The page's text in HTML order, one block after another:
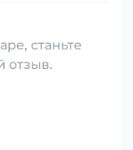
станьте
отзыв.